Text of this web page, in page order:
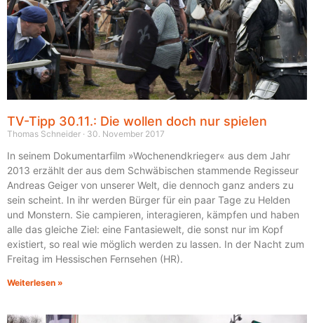
TV-Tipp 30.11.: Die wollen doch nur spielen
Thomas Schneider 30. November 2017
In seinem Dokumentarfilm »Wochenendkrieger« aus dem Jahr
2013 erzählt der aus dem Schwäbischen stammende Regisseur
Andreas Geiger von unserer Welt, die dennoch ganz anders zu
sein scheint. In ihr werden Bürger für ein paar Tage zu Helden
und Monstern. Sie campieren, interagieren, kämpfen und haben
alle das gleiche Ziel: eine Fantasiewelt, die sonst nur im Kopf
existiert, so real wie möglich werden zu lassen. In der Nacht zum
Freitag im Hessischen Fernsehen (HR).
Weiterlesen »